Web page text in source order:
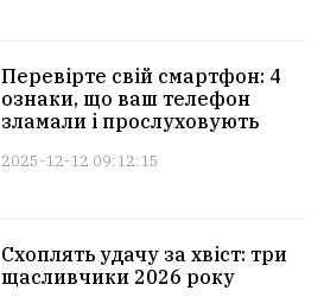
Перевірте свій смартфон: 4
ознаки, що ваш телефон
зламали і прослуховують
2025-12-12 09:12:15
Схоплять удачу за хвіст: три
щасливчики 2026 року